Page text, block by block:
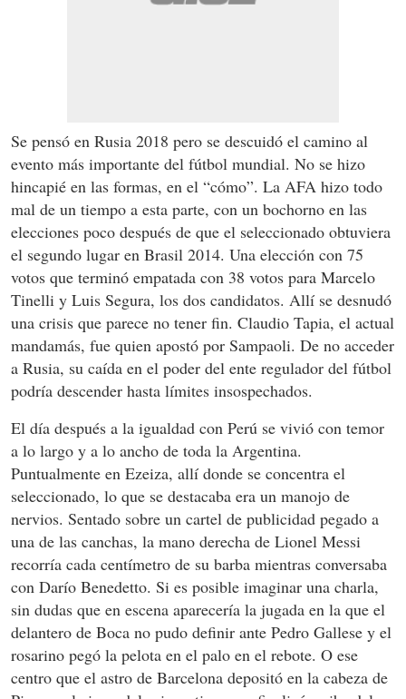
Se pensó en Rusia 2018 pero se descuidó el camino al
evento más importante del fútbol mundial. No se hizo
hincapié en las formas, en el “cómo”. La AFA hizo todo
mal de un tiempo a esta parte, con un bochorno en las
elecciones poco después de que el seleccionado obtuviera
el segundo lugar en Brasil 2014. Una elección con 75
votos que terminó empatada con 38 votos para Marcelo
Tinelli y Luis Segura, los dos candidatos. Allí se desnudó
una crisis que parece no tener fin. Claudio Tapia, el actual
mandamás, fue quien apostó por Sampaoli. De no acceder
a Rusia, su caída en el poder del ente regulador del fútbol
podría descender hasta límites insospechados.
El día después a la igualdad con Perú se vivió con temor
a lo largo y a lo ancho de toda la Argentina.
Puntualmente en Ezeiza, allí donde se concentra el
seleccionado, lo que se destacaba era un manojo de
nervios. Sentado sobre un cartel de publicidad pegado a
una de las canchas, la mano derecha de Lionel Messi
recorría cada centímetro de su barba mientras conversaba
con Darío Benedetto. Si es posible imaginar una charla,
sin dudas que en escena aparecería la jugada en la que el
delantero de Boca no pudo definir ante Pedro Gallese y el
rosarino pegó la pelota en el palo en el rebote. O ese
centro que el astro de Barcelona depositó en la cabeza de